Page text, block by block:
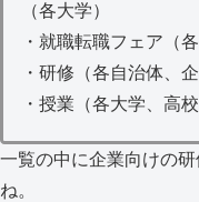
（各大学）
・就職転職フェア（各
・研修（各自治体、
・授業（各大学、高
一覧の中に企業向けの
ね。